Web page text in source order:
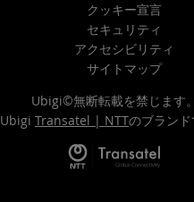
クッキー宣言
セキュリティ
アクセシビリティ
サイトマップ
Ubigi©無断転載を禁じます。
Ubigi Transatel | NTTのブランド